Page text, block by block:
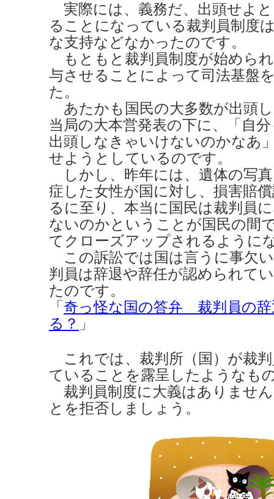
実際には、義務だ、出頭せよ
ることになっている裁判員制度
な支持などなかったのです。
もともと裁判員制度が始めら
与させることによって司法基盤
た。
あたかも国民の大多数が出頭
当局の大本営発表の下に、「自
出頭しなきゃいけないのかなあ
せようとしているのです。
しかし、昨年には、遺体の写
症した女性が国に対し、損害賠
るに至り、本当に国民は裁判員
ないのかということが国民の間
てクローズアップされるように
この訴訟では国は言うに事欠
判員は辞退や辞任が認められて
たのです。
「 奇っ怪な国の答弁 裁判員の
る？ 」
これでは、裁判所（国）が裁
ていることを露呈したようなも
裁判員制度に大義はありませ
とを拒否しましょう。